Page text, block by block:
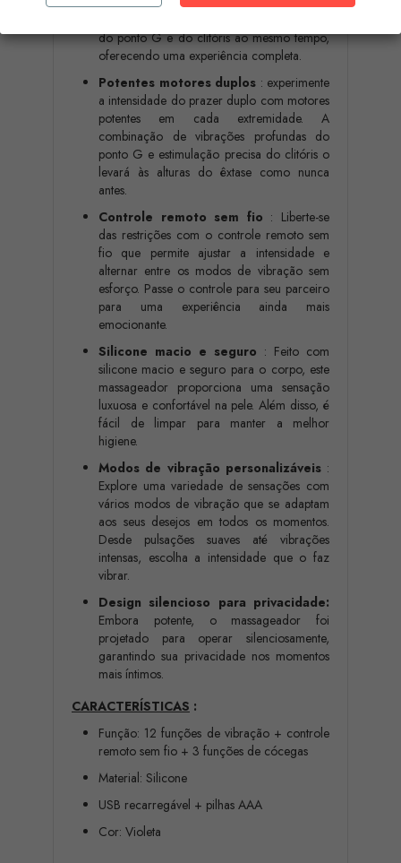
do ponto G e do clitóris ao mesmo tempo,
oferecendo uma experiência completa.
Potentes motores duplos : experimente
a intensidade do prazer duplo com motores
potentes em cada extremidade. A
combinação de vibrações profundas do
ponto G e estimulação precisa do clitóris o
levará às alturas do êxtase como nunca
antes.
Controle remoto sem fio : Liberte-se
das restrições com o controle remoto sem
fio que permite ajustar a intensidade e
alternar entre os modos de vibração sem
esforço. Passe o controle para seu parceiro
para uma experiência ainda mais
emocionante.
Silicone macio e seguro : Feito com
silicone macio e seguro para o corpo, este
massageador proporciona uma sensação
luxuosa e confortável na pele. Além disso, é
fácil de limpar para manter a melhor
higiene.
Modos de vibração personalizáveis:
Explore uma variedade de sensações com
vários modos de vibração que se adaptam
aos seus desejos em todos os momentos.
Desde pulsações suaves até vibrações
intensas, escolha a intensidade que o faz
vibrar.
Design silencioso para privacidade:
Embora potente, o massageador foi
projetado para operar silenciosamente,
garantindo sua privacidade nos momentos
mais íntimos.
CARACTERÍSTICAS :
Função: 12 funções de vibração + controle
remoto sem fio + 3 funções de cócegas
Material: Silicone
USB recarregável + pilhas AAA
Cor: Violeta